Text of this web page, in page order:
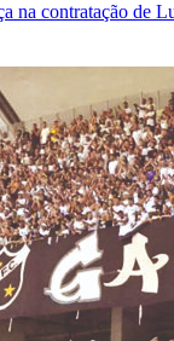
na contratação de